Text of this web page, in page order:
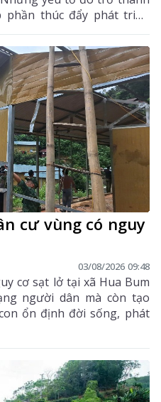
thúc đẩy phát triển
biên cương, từng bước
KTTN.
cư vùng có nguy
03/08/2026 09:48
cơ sạt lở tại xã Hua Bum
người dân mà còn tạo
ổn định đời sống, phát